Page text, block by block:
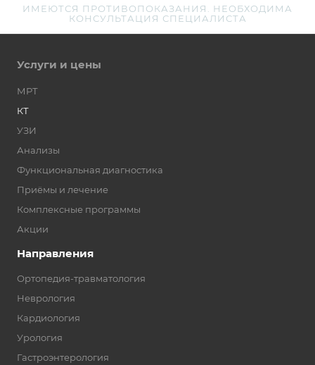
ИМЕЮТСЯ ПРОТИВОПОКАЗАНИЯ. НЕОБХОДИМА
КОНСУЛЬТАЦИЯ СПЕЦИАЛИСТА
Услуги и цены
МРТ
КТ
УЗИ
Анализы
Функциональная диагностика
Приёмы и лечение
Комплексные программы
Акции
Направления
Ортопедия-травматология
Неврология
Кардиология
Урология
Гастроэнтерология